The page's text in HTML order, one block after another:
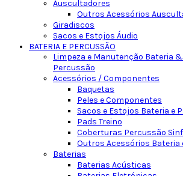
Auscultadores
Outros Acessórios
Giradiscos
Sacos e Estojos Áudio
BATERIA E PERCUSSÃO
Limpeza e Manutenção Bateria &
Percussão
Acessórios / Componentes
Baquetas
Peles e Componentes
Sacos e Estojos Bateria e
Pads Treino
Coberturas Percussão
Outros Acessórios Bateria
Baterias
Baterias Acústicas